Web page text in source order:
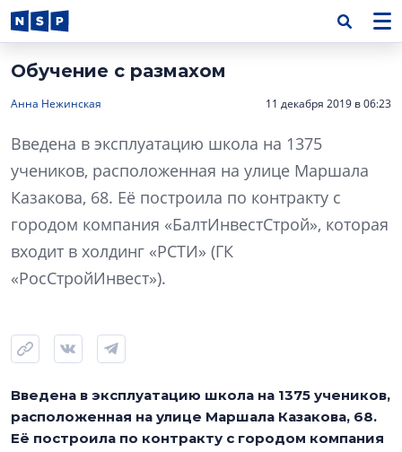
Обучение с размахом
Анна Нежинская 11 декабря 2019 в 06:23
Введена в эксплуатацию школа на 1375
учеников, расположенная на улице Маршала
Казакова, 68. Её построила по контракту с
городом компания «БалтИнвестСтрой», которая
входит в холдинг «РСТИ» (ГК
«РосСтройИнвест»).
Введена в эксплуатацию школа на 1375 учеников,
расположенная на улице Маршала Казакова, 68.
Её построила по контракту с городом компания